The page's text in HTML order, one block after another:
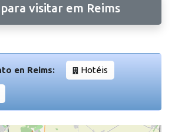
visitar em Reims
en Reims: Hotéis